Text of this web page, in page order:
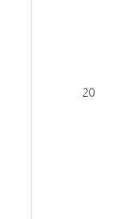
20